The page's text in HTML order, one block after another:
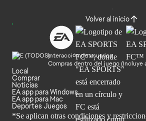
Volver al inicio
Interacción de usuarios
Compras dentro del juego (Incluye
Local
Comprar
Noticias
EA app para Windows
EA app para Mac
Deportes Juegos
*Se aplican otras condiciones y